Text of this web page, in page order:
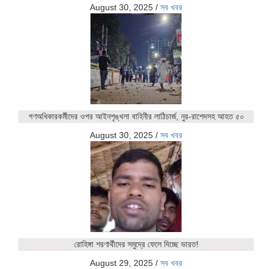
August 30, 2025 / সব খবর
গণঅধিকারকর্মীদের ওপর আইনশৃঙ্খলা বাহিনীর লাঠিচার্জ, নুর-রাশেদসহ আহত ৫০
August 30, 2025 / সব খবর
রোহিঙ্গা শরণার্থীদের সমুদ্রে ফেলে দিচ্ছে ভারত!
August 29, 2025 / সব খবর